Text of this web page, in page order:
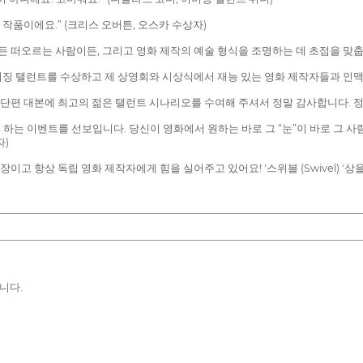
품이에요.” (크리스 오버튼, 오스카 수상자)
떠오르는 사람이든, 그리고 영화 제작의 예술 형식을 조명하는 데 초점을 맞
탤런트를 수상하고 제 상영회와 시상식에서 재능 있는 영화 제작자들과 인
편 대본에 최고의 젊은 탤런트 시나리오를 수여해 주셔서 정말 감사합니다.
는 이벤트를 선보입니다. 당신이 영화에서 원하는 바로 그 “눈”이 바로 그
)
이고 항상 독립 영화 제작자에게 힘을 실어주고 있어요! '스위블 (Swivel) '
다.